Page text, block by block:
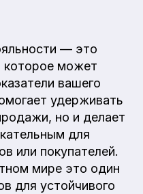
— это
которое может
вашего
удерживать
но и делает
для
или покупателей.
мире это один
для устойчивого